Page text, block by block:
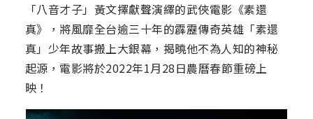
「八音才子」黃文擇獻聲演繹的武俠電影《素還
真》，將風靡全台逾三十年的霹靂傳奇英雄「素還
真」少年故事搬上大銀幕，揭曉他不為人知的神秘
起源，電影將於2022年1月28日農曆春節重磅上
映！